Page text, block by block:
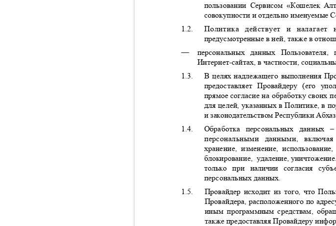
пользовании Сервисом«Кошелек
совокупности и отдельно именуемые
1.2.
—
Политика действует и налагает
предусмотренные в ней, также в
персональных данных Пользователя ,
Интернет-сайтах ,в частности ,
1.3.
В целях надлежащего выполнения
предоставляет Провайдеру(его
прямое согласие на обработку своих
для целей,указанных в Политике ,в
и законодательством Республики
1.4.
1.5.
Обработка персональных данных
персональными данными ,
хранение ,изменение ,использование
блокирование,удаление ,уничтожение
только при наличии согласия
персональных данных
Провайдер исходит из того,что
Провайдера ,расположенного по
иным программным средствам ,
также предоставляя Провайдеру